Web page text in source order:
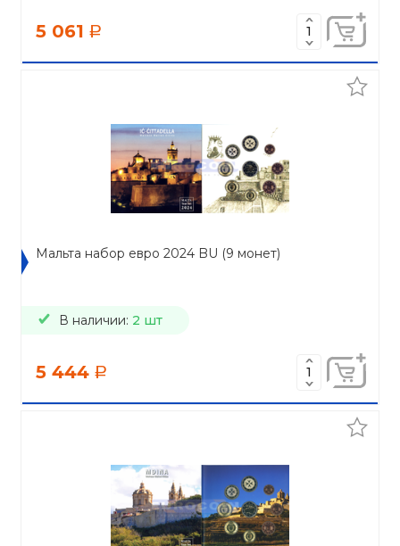
5 061 a
Мальта набор евро 2024 BU (9 монет)
В наличии: 2 шт
5 444 a